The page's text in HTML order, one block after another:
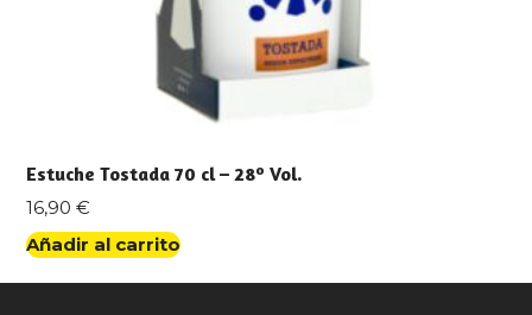
Estuche Tostada 70 cl – 28º Vol.
16,90€
Añadir al carrito